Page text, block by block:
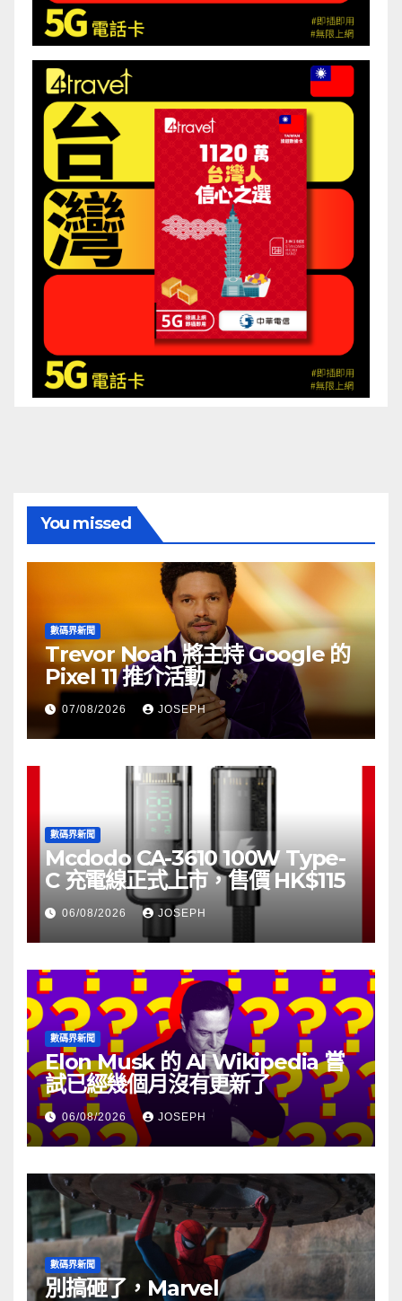
You missed
數碼界新聞
Trevor Noah 將主持 Google 的
Pixel 11 推介活動
07/08/2026 JOSEPH
數碼界新聞
Mcdodo CA-3610 100W Type-
C 充電線正式上市，售價 HK$115
06/08/2026 JOSEPH
數碼界新聞
Elon Musk 的 AI Wikipedia 嘗
試已經幾個月沒有更新了
06/08/2026 JOSEPH
數碼界新聞
別搞砸了，Marvel